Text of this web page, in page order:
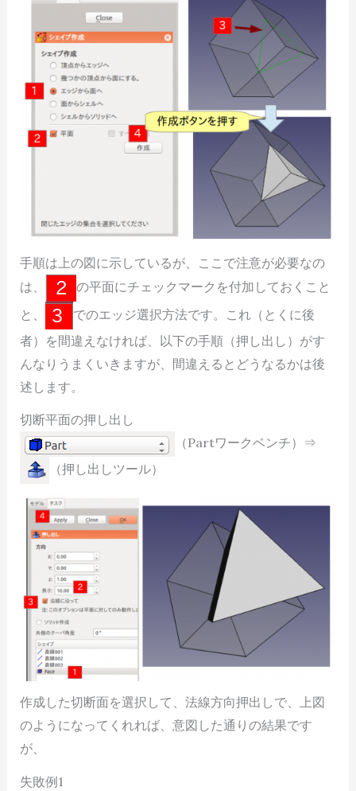
手順は上の図に示しているが、ここで注意が必要なの
は、
の平面にチェックマークを付加しておくこと
と、
でのエッジ選択方法です。これ（とくに後
者）を間違えなければ、以下の手順（押し出し）がす
んなりうまくいきますが、間違えるとどうなるかは後
述します。
切断平面の押し出し
（Partワークベンチ）⇒
（押し出しツール）
作成した切断面を選択して、法線方向押出しで、上図
のようになってくれれば、意図した通りの結果です
が、
失敗例1